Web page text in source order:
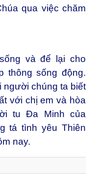
qua việc chăm
và để lại cho
thông sống động.
người chúng ta biết
với chị em và hòa
tu Đa Minh của
tá tình yêu Thiên
nay.